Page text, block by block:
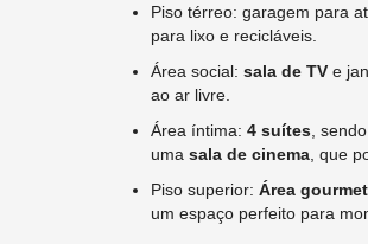
Piso térreo: garagem para
para lixo e recicláveis.
Área social: sala de TV e
ao ar livre.
Área íntima: 4 suítes ,
uma sala de cinema , que
Piso superior: Área gourmet
um espaço perfeito para